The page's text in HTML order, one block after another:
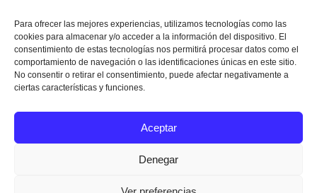
Para ofrecer las mejores experiencias, utilizamos tecnologías como las
cookies para almacenar y/o acceder a la información del dispositivo. El
consentimiento de estas tecnologías nos permitirá procesar datos como el
comportamiento de navegación o las identificaciones únicas en este sitio.
No consentir o retirar el consentimiento, puede afectar negativamente a
ciertas características y funciones.
Aceptar
Denegar
SE HAN QUEDADO ATRÁS?
Da igual si es una idea, una duda técnica o un
proyecto que necesita un empujón. Andy escucha,